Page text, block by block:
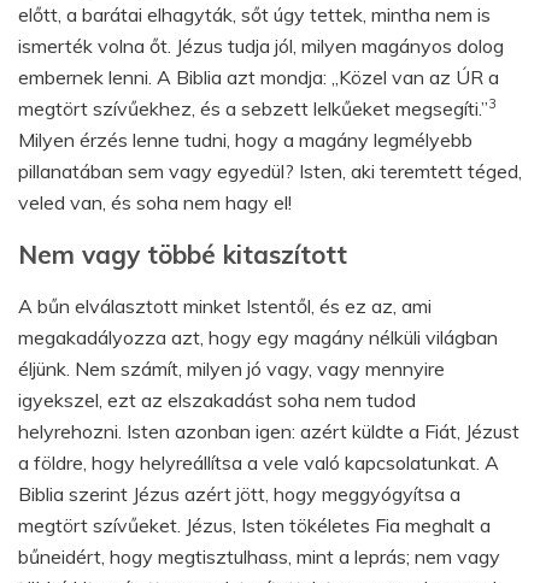
előtt, a barátai elhagyták, sőt úgy tettek, mintha nem is
ismerték volna őt. Jézus tudja jól, milyen magányos dolog
embernek lenni. A Biblia azt mondja: „Közel van az ÚR a
megtört szívűekhez, és a sebzett lelkűeket megsegíti.”3
Milyen érzés lenne tudni, hogy a magány legmélyebb
pillanatában sem vagy egyedül? Isten, aki teremtett téged,
veled van, és soha nem hagy el!
Nem vagy többé kitaszított
A bűn elválasztott minket Istentől, és ez az, ami
megakadályozza azt, hogy egy magány nélküli világban
éljünk. Nem számít, milyen jó vagy, vagy mennyire
igyekszel, ezt az elszakadást soha nem tudod
helyrehozni. Isten azonban igen: azért küldte a Fiát, Jézust
a földre, hogy helyreállítsa a vele való kapcsolatunkat. A
Biblia szerint Jézus azért jött, hogy meggyógyítsa a
megtört szívűeket. Jézus, Isten tökéletes Fia meghalt a
bűneidért, hogy megtisztulhass, mint a leprás; nem vagy